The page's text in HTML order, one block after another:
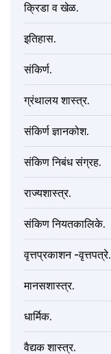
क्रिडा व खेळ.
इतिहास.
संकिर्ण.
ग्रंथालय शास्त्र.
संकिर्ण ज्ञानकोश.
संकिण निबंध संग्रह.
राज्यशास्त्र.
संकिण नियतकालिके.
वृत्तप्रकाशन -वृत्तपत्रे.
मानसशास्त्र.
धार्मिक.
वैद्यक शास्त्र.